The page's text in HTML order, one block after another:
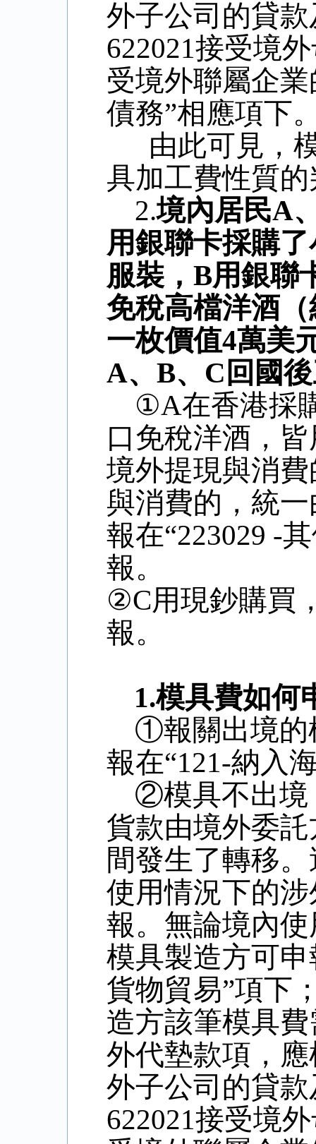
外子公司的貸
622021接受境
受境外聯屬企
債務”相應項下
由此可見，
具加工費性質
2.境內居民A
用銀聯卡採購
服裝， B用銀聯
免稅高檔洋酒
一枚價值4萬美
A、 B、 C 回國
①A在香港採
口免稅洋酒，
境外提現與消
與消費的，統
報在“223029 -
報。
②C用現鈔購買
報。
1.模具費如何
①報關出境的
報在“121-納入
②模具不出境
貨款由境外委
間發生了轉移
使用情況下的
報。無論境內
模具製造方可申
貨物貿易”項下
造方該筆模具
外代墊款項，
外子公司的貸
622021接受境